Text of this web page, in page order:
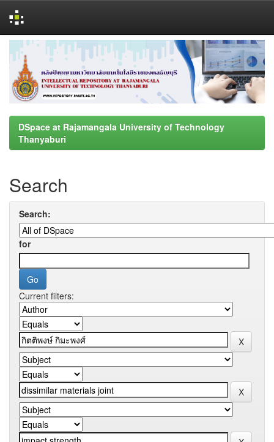
navigation
DSpace at Rajamangala University of Technology
Thanyaburi
Search
Search:
for
Current filters: